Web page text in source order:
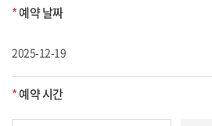
*예약 날짜
2025-12-19
*예약 시간